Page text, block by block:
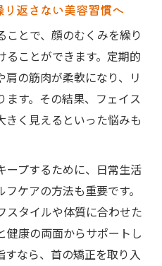
返さない美容習慣へ
とで、顔のむくみを繰り
ことができます。定期的
の筋肉が柔軟になり、リ
ます。その結果、フェイス
きく見えるといった悩みも
ープするために、日常生活
ケアの方法も重要です。
スタイルや体質に合わせた
健康の両面からサポートし
すなら、首の矯正を取り入